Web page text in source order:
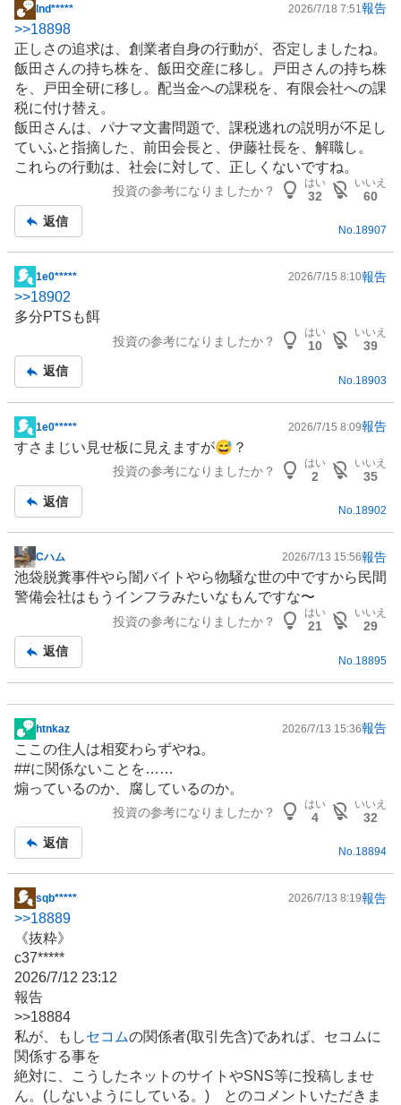
掲
示
板
記
事
lnd***** 2026/7/18 7:51 報告
>>18898
正しさの追求は、創業者自身の行動が、否定しましたね。
飯田さんの持ち株を、飯田交産に移し。戸田さんの持ち株
を、戸田全研に移し。配当金への課税を、有限会社への課
税に付け替え。
飯田さんは、パナマ文書問題で、課税逃れの説明が不足し
ていふと指摘した、前田会長と、伊藤社長を、解職し。
これらの行動は、社会に対して、正しくないですね。
投資の参考になりましたか？
はい
32
いいえ
60
返信
No.18907
掲
示
板
1e0***** 2026/7/15 8:10報告
>>18902
多分PTSも餌
投資の参考になりましたか？
はい
10
いいえ
39
返信
No. 18903
掲
示
事
1e0***** 2026/7/15 8:09報告
すさまじい見せ板に見えますが😅？
投資の参考になりましたか？
はい
2
いいえ
35
返信
No.18902
掲
示
板
Cハム 2026/7/13 15:56報告
池袋脱糞事件やら闇バイトやら物騒な世の中ですから民間
警備会社はもう インフラみたいなもんですな〜
投資の参考になりましたか？
はい
21
いいえ
29
返信
No. 18895
掲
示
板
記
htnkaz 2026/7/13 15:36報告
ここの住人は相変わらずやね。
##に関係ないことを……
煽っているのか、腐しているのか。
投資の参考になりましたか？
はい
4
いいえ
32
返信
No.18894
掲
示
板
記
事
sqb***** 2026/7/13 8:19報告
>>18889
《抜粋》
c37*****
2026/7/12 23:12
報告
>>18884
私が、もしセコムの関係者(取引先含)であれば、セコムに
関係する事を
絶対に、こうしたネットのサイトやSNS等に投稿しませ
ん。(しないようにしている。) とのコメントいただきま